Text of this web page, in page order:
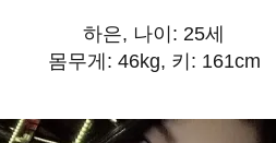
하은, 나이: 25세
몸무게: 46kg, 키: 161cm